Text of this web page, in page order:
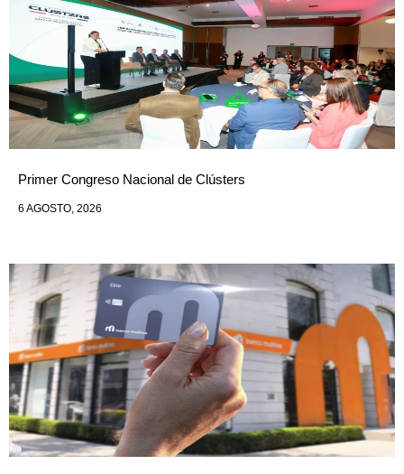
Primer Congreso Nacional de Clústers
6 AGOSTO, 2026